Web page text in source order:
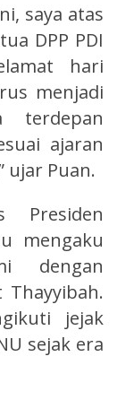
saya atas
DPP PDI
hari
menjadi
terdepan
ajaran
ujar Puan.
Presiden
mengaku
dengan
Thayyibah.
jejak
sejak era